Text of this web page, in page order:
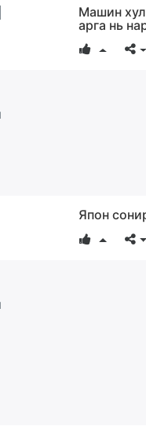
Машин
арга нь
Япон